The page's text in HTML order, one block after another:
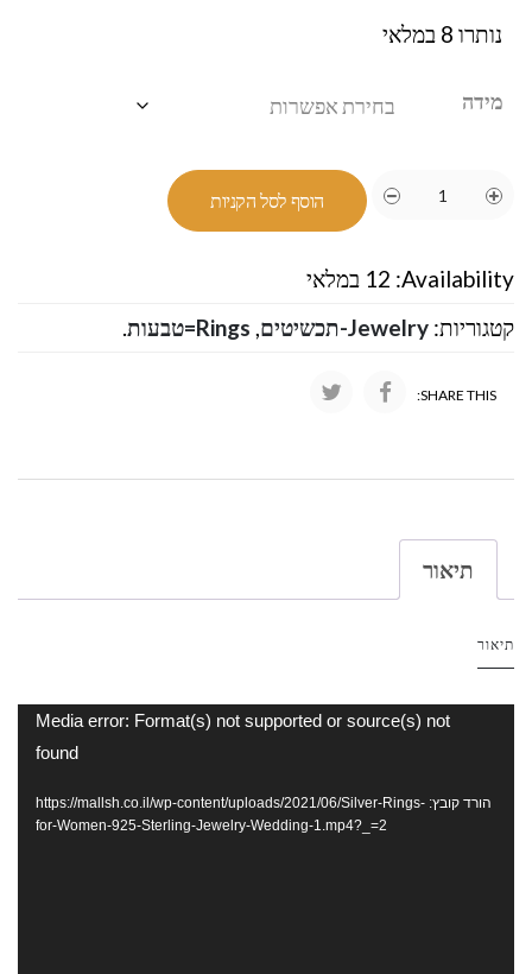
נותרו 8 במלאי
מידה
הוסף לסל הקניות
Availability: 12 במלאי
קטגוריות: Jewelry-תכשיטים , Rings=טבעות .
SHARE THIS:
תיאור
תיאור
Media error: Format(s) not supported or source(s) not
found
הורד קובץ: https://mallsh.co.il/wp-content/uploads/2021/06/Silver-Rings-
for-Women-925-Sterling-Jewelry-Wedding-1.mp4?_=2